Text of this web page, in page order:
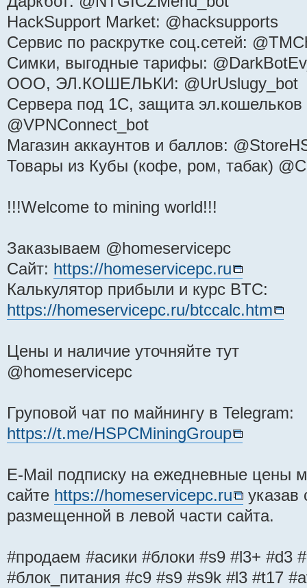
HackSupport Market: @hacksupports
Сервис по раскрутке соц.сетей:
Симки, выгодные тарифы:
ООО, ЭЛ.КОШЕЛЬКИ: @UrUslugy_bot
Сервера под 1С, защита эл.кошельков
@VPNConnect_bot
Магазин аккаунтов и баллов:
Товары из Кубы (кофе, ром, табак)
!!!Welcome to mining world!!!
Заказываем @homeservicepc
Сайт: https://homeservicepc.ru
Калькулятор прибыли и курс BTC:
https://homeservicepc.ru/btccalc.htm
Цены и наличие уточняйте тут
@homeservicepc
Груповой чат по майнингу в Telegram:
https://t.me/HSPCMiningGroup
E-Mail подписку на ежедневные
сайте https://homeservicepc.ru
размещенной в левой части сайта.
#продаем #асики #блоки #s9 #l3+ #d3
#блок_питания #с9 #s9 #s9k #l3 #t17